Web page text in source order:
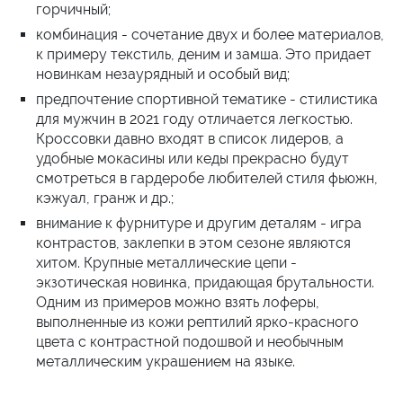
горчичный;
комбинация - сочетание двух и более материалов,
к примеру текстиль, деним и замша. Это придает
новинкам незаурядный и особый вид;
предпочтение спортивной тематике - стилистика
для мужчин в 2021 году отличается легкостью.
Кроссовки давно входят в список лидеров, а
удобные мокасины или кеды прекрасно будут
смотреться в гардеробе любителей стиля фьюжн,
кэжуал, гранж и др.;
внимание к фурнитуре и другим деталям - игра
контрастов, заклепки в этом сезоне являются
хитом. Крупные металлические цепи -
экзотическая новинка, придающая брутальности.
Одним из примеров можно взять лоферы,
выполненные из кожи рептилий ярко-красного
цвета с контрастной подошвой и необычным
металлическим украшением на языке.